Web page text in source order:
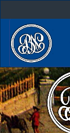
navigation